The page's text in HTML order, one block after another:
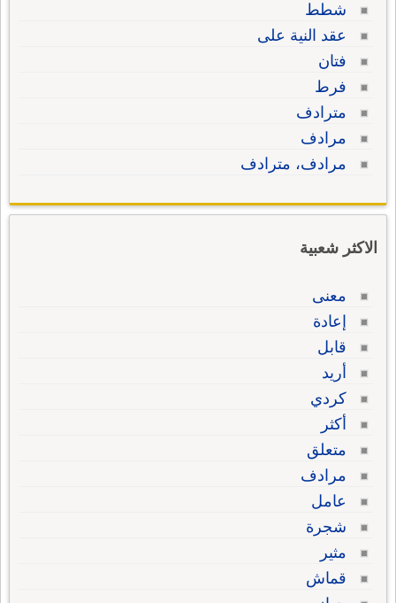
شطط
عقد النية على
فتان
فرط
مترادف
مرادف
مرادف، مترادف
الاكثر شعبية
معنى
إعادة
قابل
أريد
كردي
أكثر
متعلق
مرادف
عامل
شجرة
مثير
قماش